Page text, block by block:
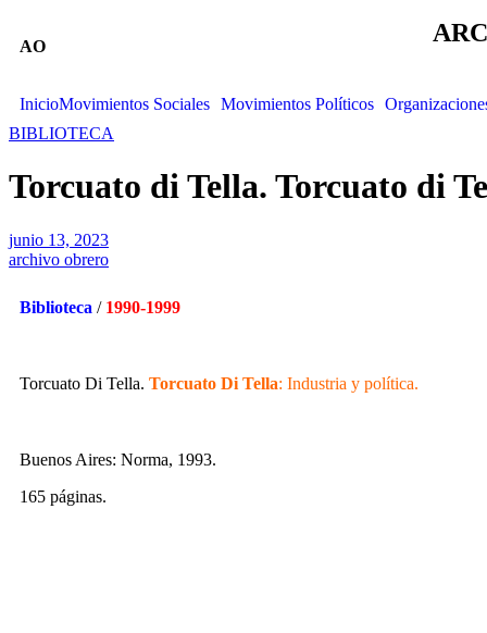
AO
InicioMovimientos Sociales Movimientos Políticos
BIBLIOTECA
Torcuato di Tella. Torcuato di
junio 13, 2023
archivo obrero
Biblioteca / 1990-1999
Torcuato Di Tella. Torcuato Di Tella: Industria y política.
Buenos Aires: Norma, 1993.
165 páginas.